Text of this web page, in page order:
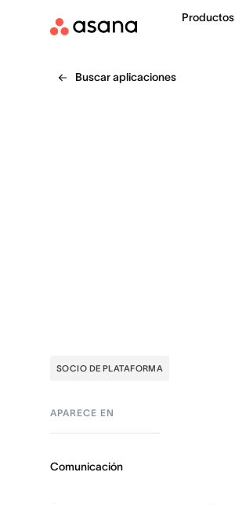
Productos
Buscar aplicaciones
SOCIO DE PLATAFORMA
APARECE EN
Comunicación